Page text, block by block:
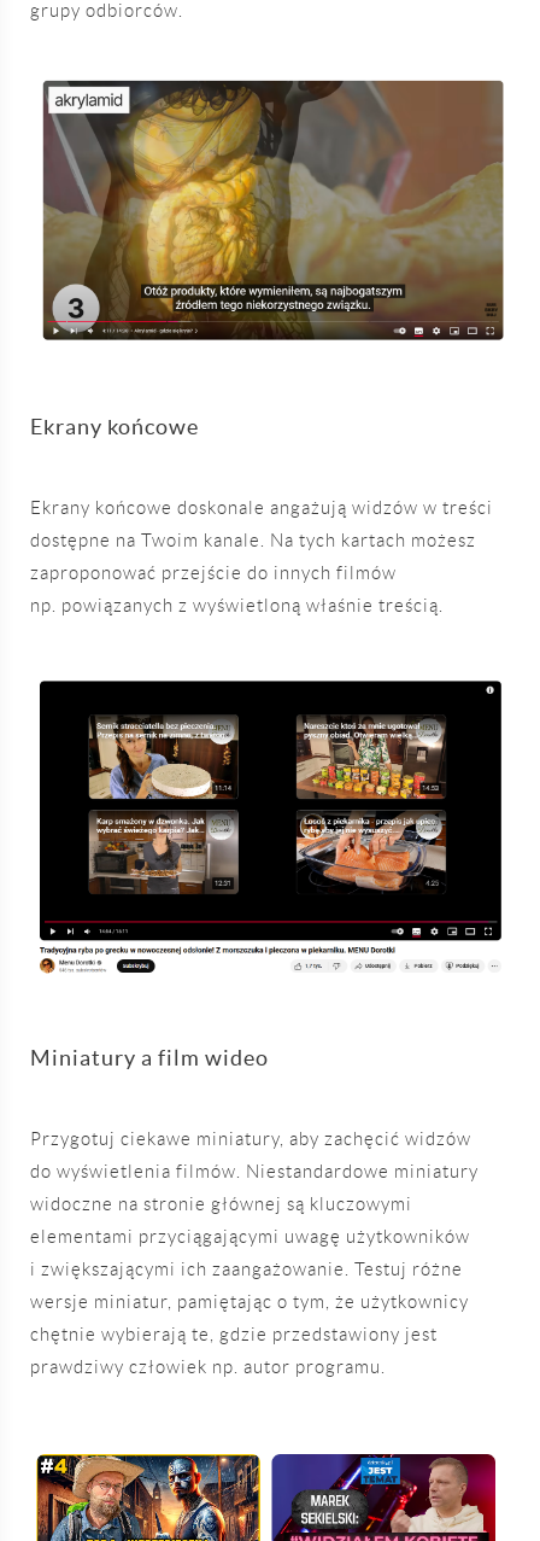
grupy odbiorców.
Ekrany końcowe
Ekrany końcowe doskonale angażują widzów w treści
dostępne na Twoim kanale. Na tych kartach możesz
zaproponować przejście do innych filmów
np. powiązanych z wyświetloną właśnie treścią.
Miniatury a film wideo
Przygotuj ciekawe miniatury, aby zachęcić widzów
do wyświetlenia filmów. Niestandardowe miniatury
widoczne na stronie głównej są kluczowymi
elementami przyciągającymi uwagę użytkowników
i zwiększającymi ich zaangażowanie. Testuj różne
wersje miniatur, pamiętając o tym, że użytkownicy
chętnie wybierają te, gdzie przedstawiony jest
prawdziwy człowiek np. autor programu.